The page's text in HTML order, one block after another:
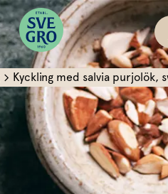
Kalla såser &
Pesto
Röror
Kyckling med salvia purjolök,